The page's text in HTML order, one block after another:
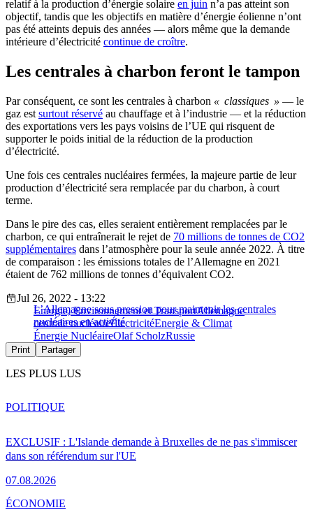
relatif à la production d’énergie solaire en juin n’a pas atteint son
objectif, tandis que les objectifs en matière d’énergie éolienne n’ont
pas été atteints depuis des années — alors même que la demande
intérieure d’électricité continue de croître.
Les centrales à charbon feront le tampon
Par conséquent, ce sont les centrales à charbon « classiques » — le
gaz est surtout réservé au chauffage et à l’industrie — et la réduction
des exportations vers les pays voisins de l’UE qui risquent de
supporter le poids initial de la réduction de la production
d’électricité.
Une fois ces centrales nucléaires fermées, la majeure partie de leur
production d’électricité sera remplacée par du charbon, à court
terme.
Dans le pire des cas, elles seraient entièrement remplacées par le
charbon, ce qui entraînerait le rejet de 70 millions de tonnes de CO2
supplémentaires dans l’atmosphère pour la seule année 2022. À titre
de comparaison : les émissions totales de l’Allemagne en 2021
étaient de 762 millions de tonnes d’équivalent CO2.
L’Allemagne sous pression pour maintenir les centrales
nucléaires en activité
Jul 26, 2022 - 13:22
Energie, Environnement et TransportAllemagne
centrale nucléaireÉlectricitéEnergie & Climat
Énergie NucléaireOlaf ScholzRussie
Print Partager
LES PLUS LUS
EXCLUSIF : L'Islande demande à Bruxelles de ne pas s'immiscer
dans son référendum sur l'UE
07.08.2026
POLITIQUE
ÉCONOMIE